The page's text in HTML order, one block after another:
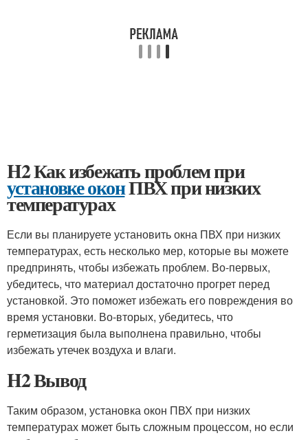
H2 Как избежать проблем при
установке оконПВХ при низких
температурах
Если вы планируете установить окна ПВХ при низких
температурах, есть несколько мер, которые вы можете
предпринять, чтобы избежать проблем. Во-первых,
убедитесь, что материал достаточно прогрет перед
установкой. Это поможет избежать его повреждения во
время установки. Во-вторых, убедитесь, что
герметизация была выполнена правильно, чтобы
избежать утечек воздуха и влаги.
H2 Вывод
Таким образом, установка окон ПВХ при низких
температурах может быть сложным процессом, но если